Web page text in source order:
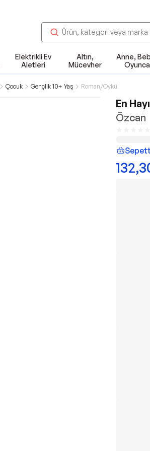
Elektrikli Ev
Aletleri
Altın,
Mücevher
Anne,
Çocuk Gençlik 10+ Yaş Roman/Öykü
En
Özcan